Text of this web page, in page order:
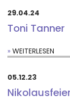
29.04.24
Toni Tanner
WEITERLESEN
05.12.23